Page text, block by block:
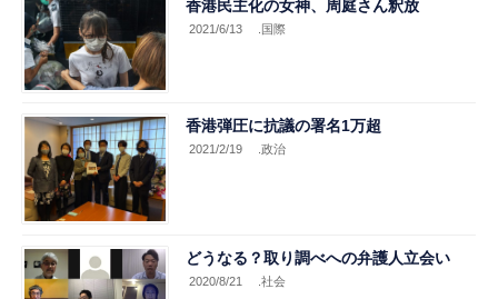
香港民主化の女神、周庭さん釈放
2021/6/13 .国際
香港弾圧に抗議の署名1万超
2021/2/19 .政治
どうなる？取り調べへの弁護人立会い
2020/8/21 .社会